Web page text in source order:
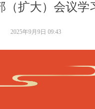
（扩大）会议
2025年9月9日 09:43